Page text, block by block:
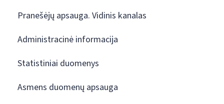
Pranešėjų apsauga. Vidinis kanalas
Administracinė informacija
Statistiniai duomenys
Asmens duomenų apsauga